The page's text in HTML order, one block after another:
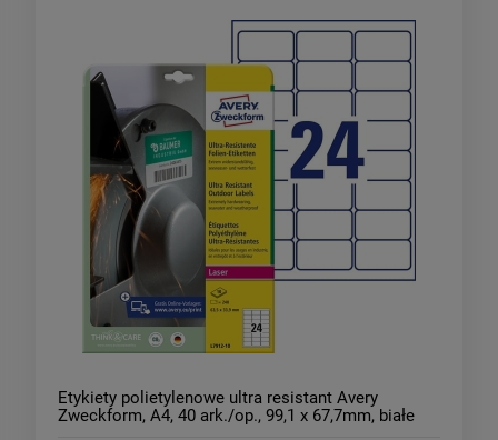
Etykiety polietylenowe ultra resistant Avery
Zweckform, A4, 40 ark./op., 99,1 x 67,7mm, białe